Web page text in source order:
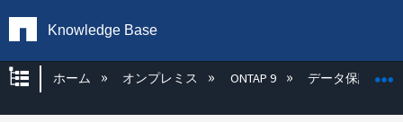
Knowledge Base
グローバル階層を展開/折りたたむ
ホーム オンプレミス ONTAP 9 データ保護